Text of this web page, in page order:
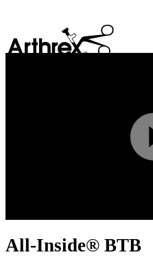
All-Inside® BTB